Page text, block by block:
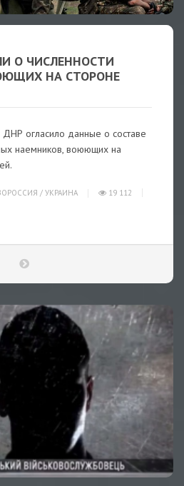
О ЧИСЛЕННОСТИ
НА СТОРОНЕ
огласило данные о составе
наемников, воюющих на
/ УКРАИНА
19 112